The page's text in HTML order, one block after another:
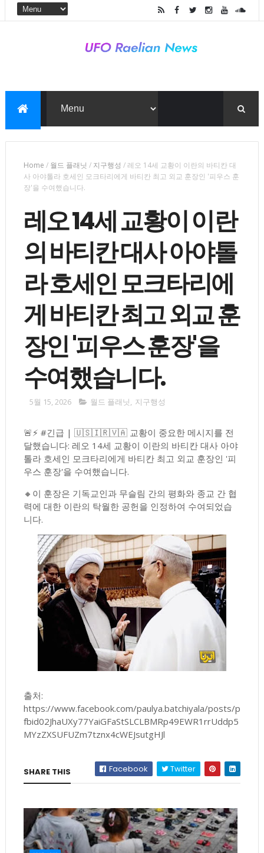
Home / 월드 플래닛 / 지구행성 / 레오 14세 교황이 이란의 바티칸 대
사 아야톨라 호세인 모크타리에게 바티칸 최고 외교 훈장인 '피우스 훈
장'을 수여했습니다.
레오 14세 교황이 이란
의 바티칸 대사 아야톨
라 호세인 모크타리에
게 바티칸 최고 외교 훈
장인 '피우스 훈장'을
수여했습니다.
5월 15, 2026 월드 플래닛, 지구행성
🚨⚡️ #긴급 | 🇺🇸🇮🇷🇻🇦 교황이 중요한 메시지를 전
달했습니다: 레오 14세 교황이 이란의 바티칸 대사 아야
톨라 호세인 모크타리에게 바티칸 최고 외교 훈장인 '피
우스 훈장'을 수여했습니다.
🔸이 훈장은 기독교인과 무슬림 간의 평화와 종교 간 협
력에 대한 이란의 탁월한 공헌을 인정하여 수여되었습
니다.
출처:
https://www.facebook.com/paulya.batchiyala/posts/p
fbid02JhaUXy77YaiGFaStSLCLBMRp49EWR1rrUddp5
MYzZXSUFUZm7tznx4cWEJsutgHJl
SHARE THIS Facebook Twitter